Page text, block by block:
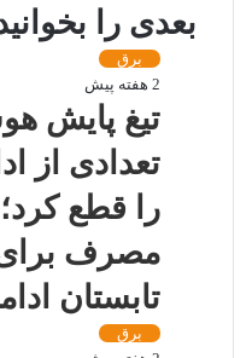
بعدی را
برق
2 هفته پیش
تیغ پایش
تعدادی از
را قطع
مصرف برای
تابستان
برق